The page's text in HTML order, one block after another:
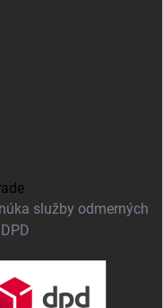
služby odmerných